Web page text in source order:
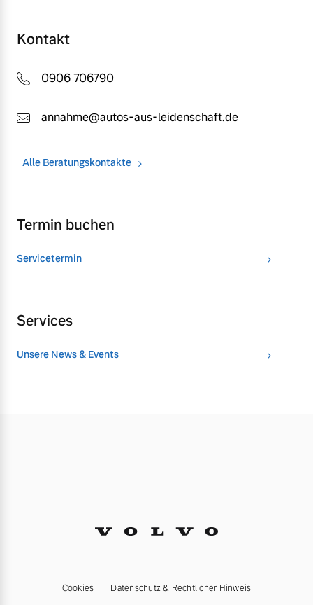
Kontakt
0906 706790
annahme@autos-aus-leidenschaft.de
Alle Beratungskontakte
Termin buchen
Servicetermin
Services
Unsere News & Events
Cookies Datenschutz & Rechtlicher Hinweis